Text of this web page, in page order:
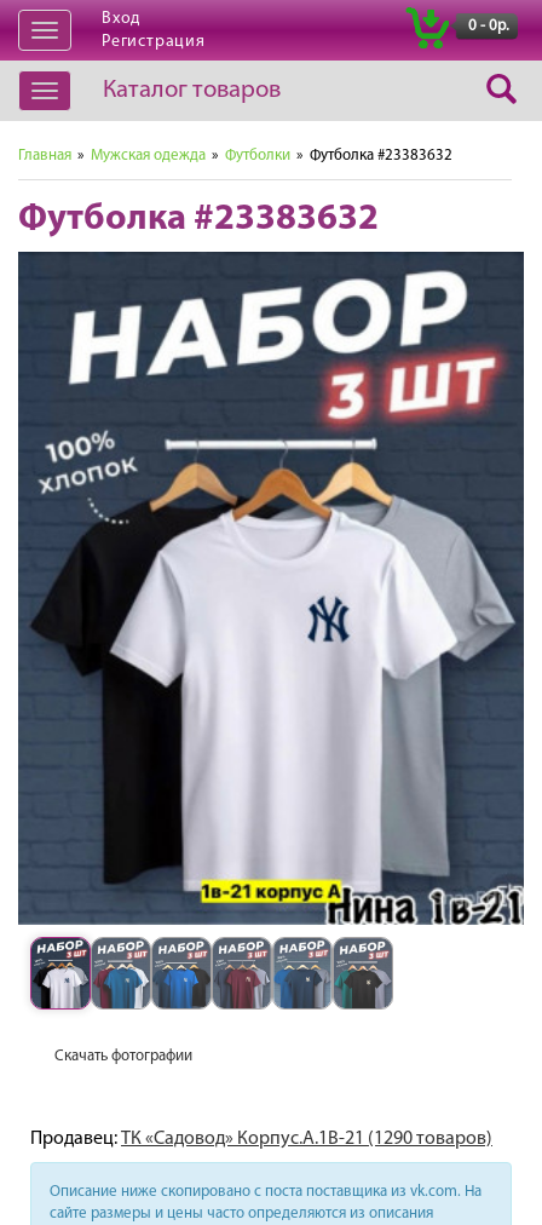
Открыть
навигацию
Вход
Регистрация
0 - 0р.
Открыть
навигацию
Каталог товаров
Главная » Мужская одежда » Футболки » Футболка #23383632
Футболка #23383632
Скачать фотографии
Продавец:ТК «Садовод» Корпус.А.1В-21 (1290 товаров)
Описание ниже скопировано с поста поставщика из vk.com. На
сайте размеры и цены часто определяются из описания